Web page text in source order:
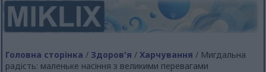
Головна сторінка / Здоров'я / Харчування / Мигдальна
радість: маленьке насіння з великими перевагами